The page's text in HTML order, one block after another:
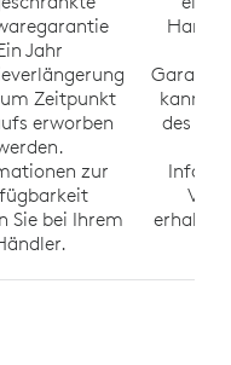
Jahr
Zeitpunkt
erworben
zur
Sie bei Ihrem
kann
des
erhalten